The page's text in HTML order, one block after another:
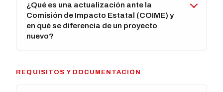
¿Qué es una actualización ante la
Comisión de Impacto Estatal (COIME) y
en qué se diferencia de un proyecto
nuevo?
REQUISITOS Y DOCUMENTACIÓN